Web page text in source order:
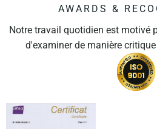
AWARDS &
Notre travail quotidien est motivé
d'examiner de manière